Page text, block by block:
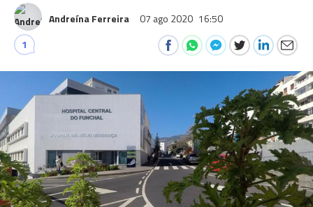
Andreína Ferreira 07 ago 2020 16:50
1